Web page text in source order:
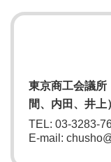
東京商工会議
間、内田、井上
TEL: 03-3283-
E-mail: